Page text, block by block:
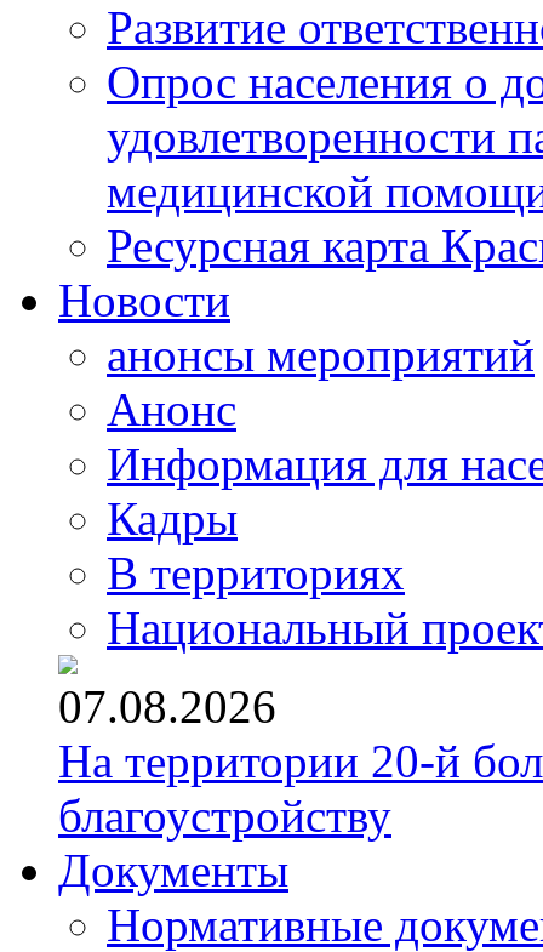
Развитие
Опрос населения о
удовлетворенности
медицинской
Ресурсная карта
Новости
анонсы мероприятий
Анонс
Информация для
Кадры
В территориях
Национальный
07.08.2026
На территории 20-й
благоустройству
Документы
Нормативные